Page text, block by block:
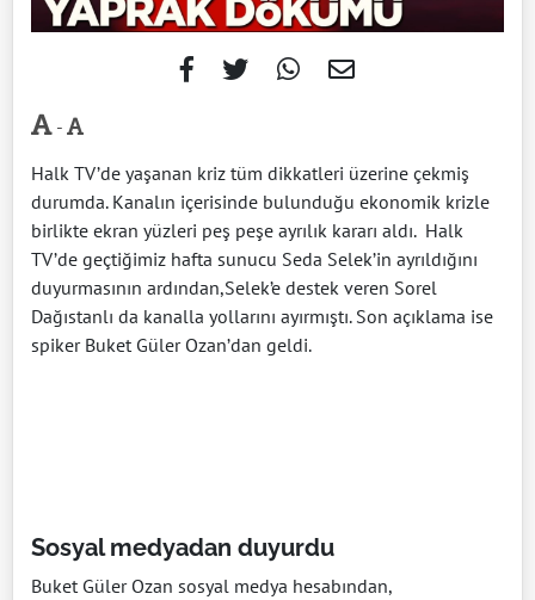
-
Halk TV’de yaşanan kriz tüm dikkatleri üzerine çekmiş
durumda. Kanalın içerisinde bulunduğu ekonomik krizle
birlikte ekran yüzleri peş peşe ayrılık kararı aldı. Halk
TV’de geçtiğimiz hafta sunucu Seda Selek’in ayrıldığını
duyurmasının ardından,Selek’e destek veren Sorel
Dağıstanlı da kanalla yollarını ayırmıştı. Son açıklama ise
spiker Buket Güler Ozan’dan geldi.
Sosyal medyadan duyurdu
Buket Güler Ozan sosyal medya hesabından,